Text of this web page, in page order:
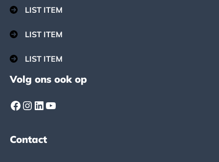
LIST ITEM
LIST ITEM
LIST ITEM
Volg ons ook op
Facebook
Instagram
LinkedIn
Contact